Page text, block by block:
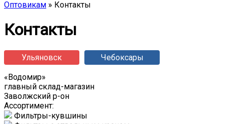
Оптовикам » Контакты
Контакты
«Водомир»
главный склад-магазин
Заволжский р-он
Ассортимент:
Фильтры-кувшины